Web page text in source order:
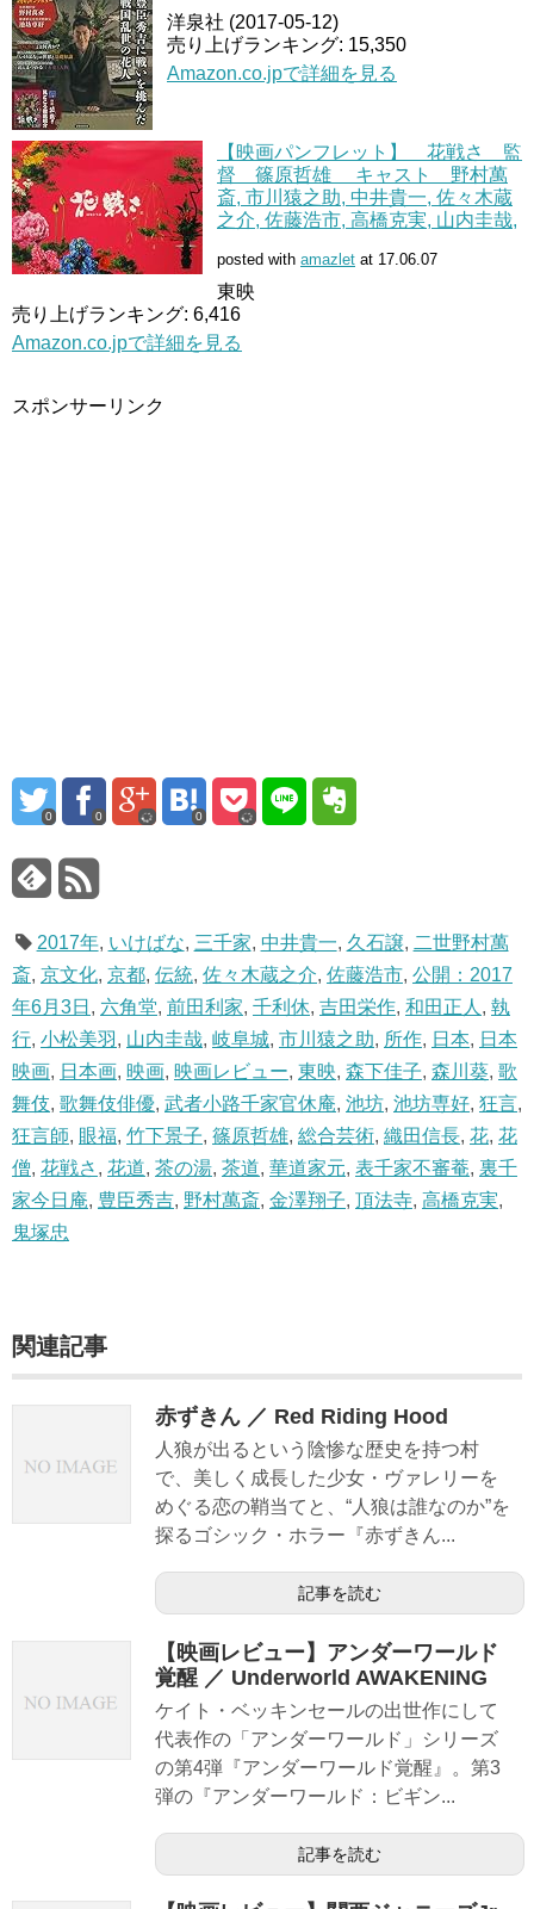
洋泉社 (2017-05-12)
売り上げランキング: 15,350
Amazon.co.jpで詳細を見る
【映画パンフレット】 花戦さ 監
督 篠原哲雄 キャスト 野村萬
斎, 市川猿之助, 中井貴一, 佐々木蔵
之介, 佐藤浩市, 高橋克実, 山内圭哉,
posted with amazlet at 17.06.07
東映
売り上げランキング: 6,416
Amazon.co.jpで詳細を見る
スポンサーリンク
0 0 0
2017年, いけばな, 三千家, 中井貴一, 久石譲, 二世野村萬
斎, 京文化, 京都, 伝統, 佐々木蔵之介, 佐藤浩市, 公開：2017
年6月3日 , 六角堂, 前田利家, 千利休, 吉田栄作, 和田正人 , 執
行, 小松美羽 , 山内圭哉, 岐阜城, 市川猿之助, 所作, 日本, 日本
映画, 日本画, 映画, 映画レビュー, 東映, 森下佳子, 森川葵, 歌
舞伎, 歌舞伎俳優, 武者小路千家官休庵, 池坊, 池坊専好, 狂言,
狂言師, 眼福, 竹下景子, 篠原哲雄, 総合芸術, 織田信長, 花, 花
僧, 花戦さ , 花道, 茶の湯, 茶道, 華道家元, 表千家不審菴, 裏千
家今日庵, 豊臣秀吉, 野村萬斎, 金澤翔子, 頂法寺, 高橋克実,
鬼塚忠
関連記事
赤ずきん ／ Red Riding Hood
人狼が出るという陰惨な歴史を持つ村
で、美しく成長した少女・ヴァレリーを
めぐる恋の鞘当てと、“人狼は誰なのか”を
探るゴシック・ホラー『赤ずきん...
記事を読む
【映画レビュー】アンダーワールド
覚醒 ／ Underworld AWAKENING
ケイト・ベッキンセールの出世作にして
代表作の「アンダーワールド」シリーズ
の第4弾『アンダーワールド覚醒』。第3
弾の『アンダーワールド：ビギン...
記事を読む